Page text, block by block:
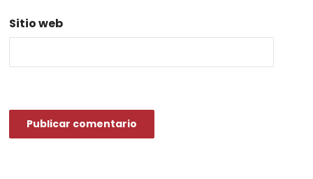
Sitio web